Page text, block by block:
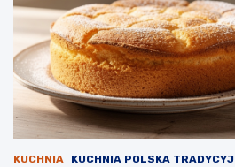
KUCHNIA KUCHNIA POLSKA